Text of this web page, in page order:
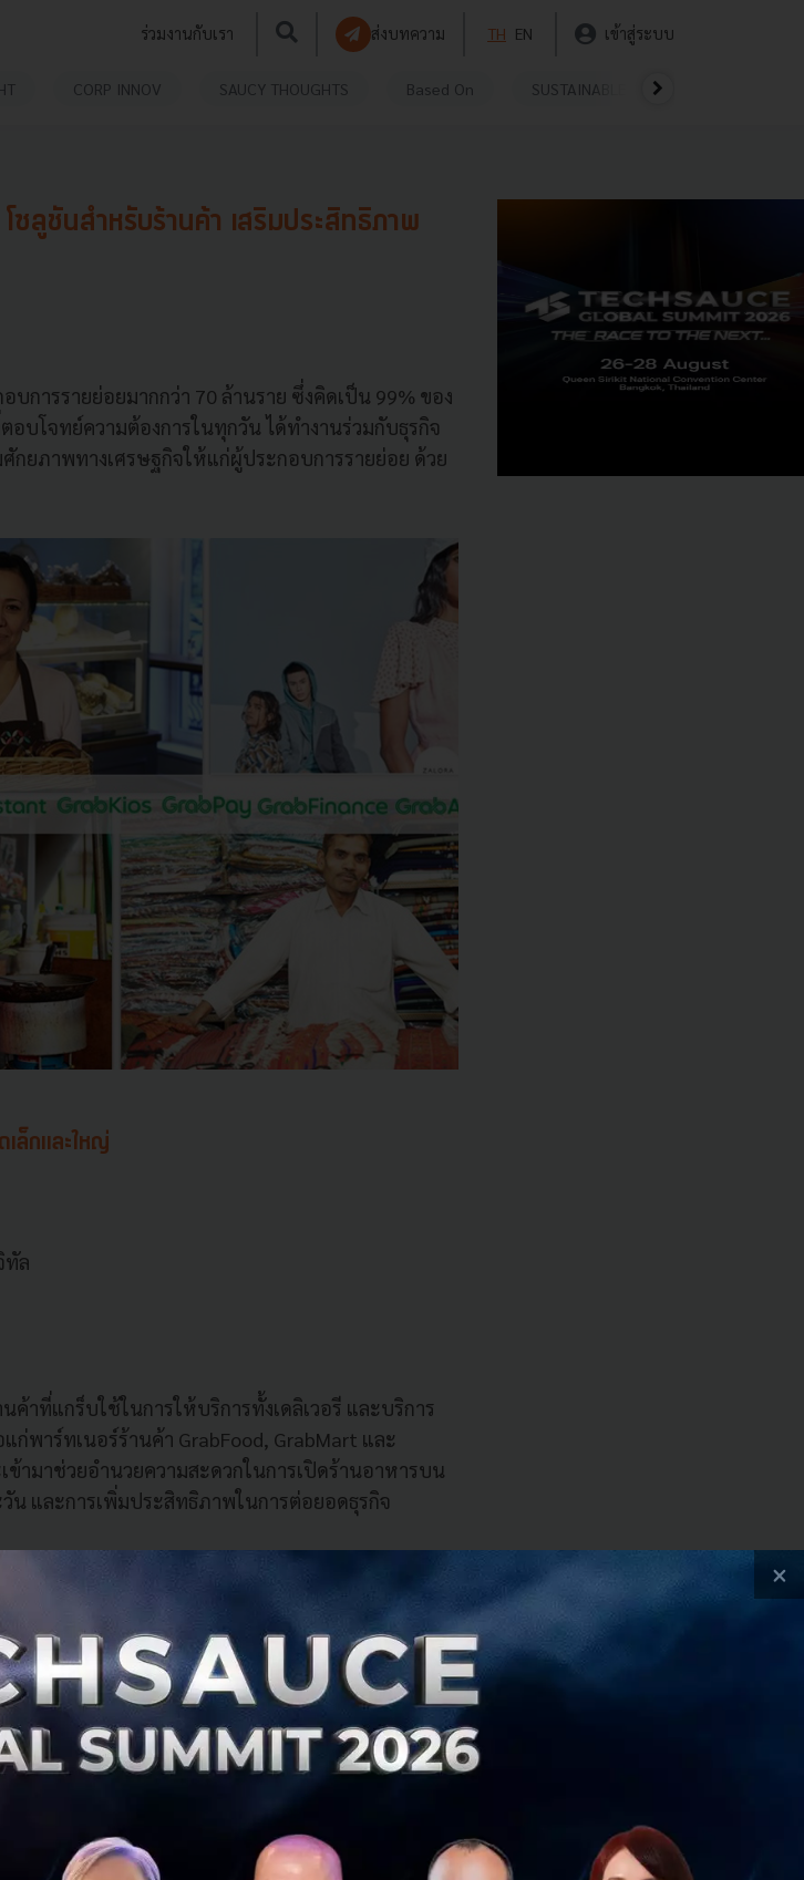
ร่วมงานกับเรา ส่งบทความ TH EN เข้าสู่ระบบ
CORP INNOV SAUCY THOUGHTS Based On SUSTAINABLE
ลูชันสำหรับร้านค้า เสริมประสิทธิภาพ
การรายย่อยมากกว่า 70 ล้านราย ซึ่งคิดเป็น 99% ของ
บโจทย์ความต้องการในทุกวัน ได้ทำงานร่วมกับธุรกิจ
ยภาพทางเศรษฐกิจให้แก่ผู้ประกอบการรายย่อย ด้วย
ล็กและใหญ่
ทัล
าที่แกร็บใช้ในการให้บริการทั้งเดลิเวอรี และบริการ
ก่พาร์ทเนอร์ร้านค้า GrabFood, GrabMart และ
ข้ามาช่วยอำนวยความสะดวกในการเปิดร้านอาหารบน
และการเพิ่มประสิทธิภาพในการต่อยอดธุรกิจ
และ GrabMart สามารถขึ้นมาอยู่บนแพลตฟอร์ม
ารบนแพลตฟอร์มด้วยตนเอง (Self-onboarding) ร้านค้า
และเปิดใช้งานได้อย่างรวดเร็ว นอกจากนี้ร้านค้า
ด้อีกด้วย เช่น การเปิดร้านอาหารบน GrabFood และ
โดยการเปิดร้านค้าบนแพลตฟอร์ม Grab มีขั้นตอนดังนี้
×